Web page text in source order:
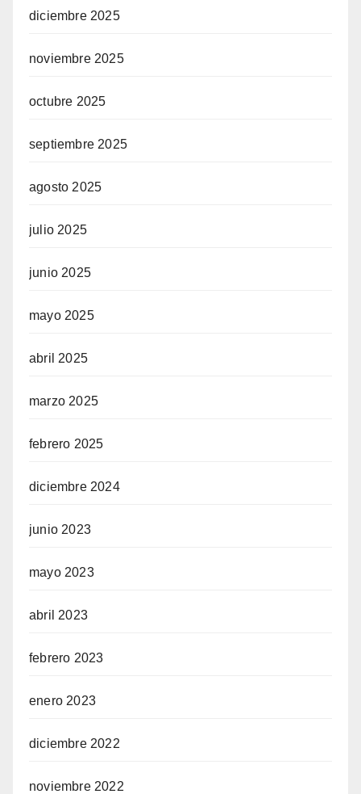
diciembre 2025
noviembre 2025
octubre 2025
septiembre 2025
agosto 2025
julio 2025
junio 2025
mayo 2025
abril 2025
marzo 2025
febrero 2025
diciembre 2024
junio 2023
mayo 2023
abril 2023
febrero 2023
enero 2023
diciembre 2022
noviembre 2022